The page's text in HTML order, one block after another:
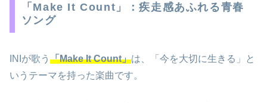
「Make It Count」：疾走感あふれる青春
ソング
INIが歌う 「Make It Count」は、「今を大切に生きる」と
いうテーマを持った楽曲です。